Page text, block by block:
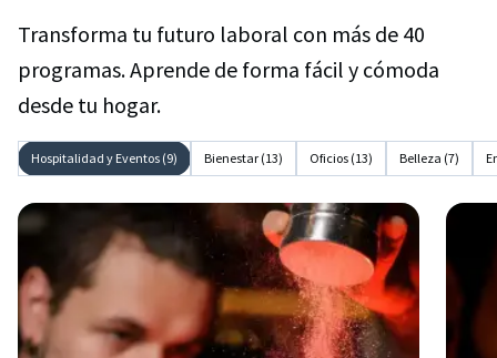
Transforma tu futuro laboral con más de 40
programas. Aprende de forma fácil y cómoda
desde tu hogar.
Hospitalidad y Eventos (9) Bienestar (13) Oficios (13) Belleza (7)